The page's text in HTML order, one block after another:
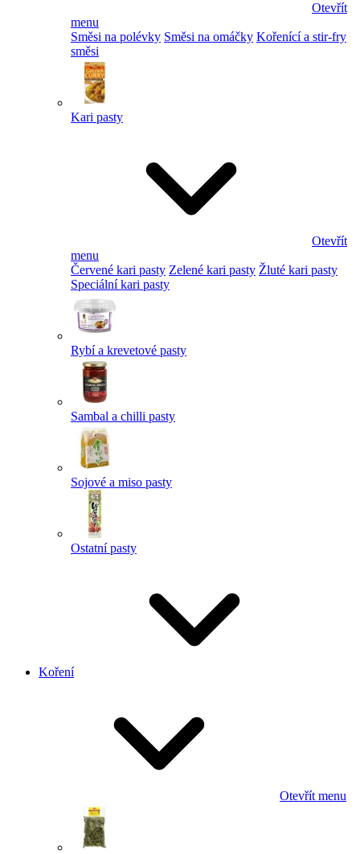
Otevřít
menu
Směsi na polévky Směsi na omáčky Kořenící a stir-fry
směsi
Kari pasty
Otevřít
menu
Červené kari pasty Zelené kari pasty Žluté kari pasty
Speciální kari pasty
Rybí a krevetové pasty
Sambal a chilli pasty
Sojové a miso pasty
Ostatní pasty
Koření
Otevřít menu